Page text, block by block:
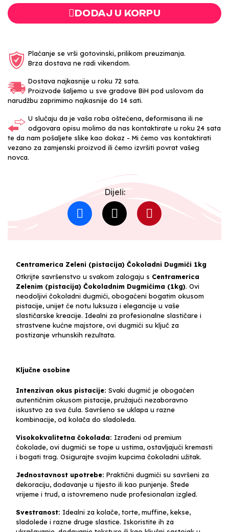
DODAJ U KORPU
Plaćanje se vrši gotovinski, prilikom preuzimanja.
Brza dostava ne radi vikendom.
Dostava najkasnije u roku 72 sata.
Proizvode šaljemo u sve gradove BiH pod uslovom da
narudžbu zaprimimo najkasnije do 14 sati.
U slučaju da je vaša roba oštećena, deformisana ili ne
odgovara opisu molimo da nas kontaktirate u roku 24 sata
te da nam pošaljete slike kao dokaz - Mi ćemo vas kontaktirati
vezano za zamjenski proizvod ili ćemo izvršiti povrat vašeg
novca.
Dijeli:
Centramerica Zeleni (pistacija) Čokoladni Dugmići 1kg
Otkrijte savršenstvo u svakom zalogaju s Centramerica
Zelenim (pistacija) Čokoladnim Dugmićima (1kg). Ovi
neodoljivi čokoladni dugmići, obogaćeni bogatim okusom
pistacije, unijet će notu luksuza i elegancije u vaše
slastičarske kreacije. Idealni za profesionalne slastičare i
strastvene kućne majstore, ovi dugmići su ključ za
postizanje vrhunskih rezultata.
Ključne osobine
Intenzivan okus pistacije: Svaki dugmić je obogaćen
autentičnim okusom pistacije, pružajući nezaboravno
iskustvo za sva čula. Savršeno se uklapa u razne
kombinacije, od kolača do sladoleda.
Visokokvalitetna čokolada: Izrađeni od premium
čokolade, ovi dugmići se tope u ustima, ostavljajući kremasti
i bogati trag. Osigurajte svojim kupcima čokoladni užitak.
Jednostavnost upotrebe: Praktični dugmići su savršeni za
dekoraciju, dodavanje u tijesto ili kao punjenje. Štede
vrijeme i trud, a istovremeno nude profesionalan izgled.
Svestranost: Idealni za kolače, torte, muffine, kekse,
sladolede i razne druge slastice. Iskoristite ih za